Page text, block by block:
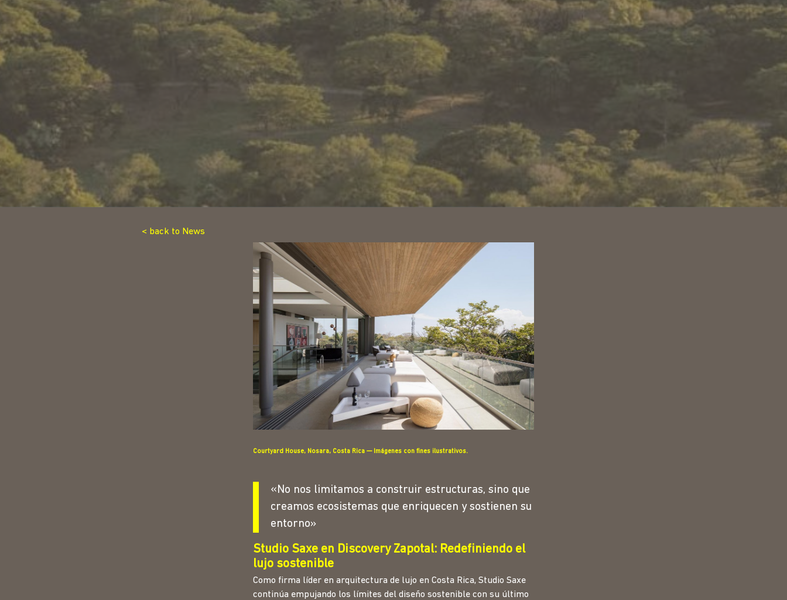
< back to News
Courtyard House, Nosara, Costa Rica — Imágenes con fines ilustrativos.
«No nos limitamos a construir estructuras, sino que
creamos ecosistemas que enriquecen y sostienen su
entorno»
Studio Saxe en Discovery Zapotal: Redefiniendo el
lujo sostenible
Como firma líder en arquitectura de lujo en Costa Rica, Studio Saxe
continúa empujando los límites del diseño sostenible con su último